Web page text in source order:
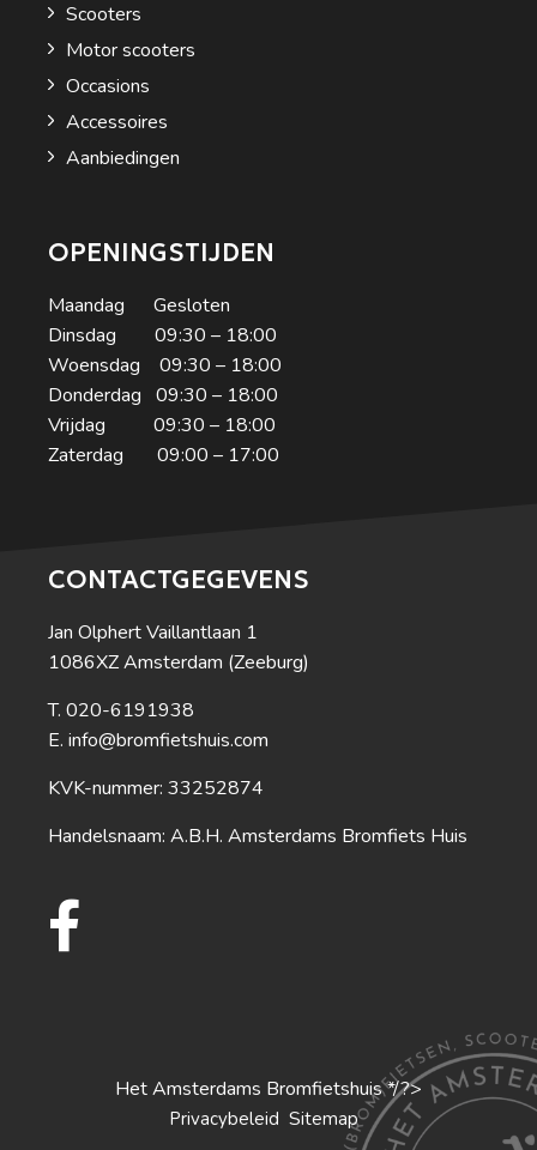
Scooters
Motor scooters
Occasions
Accessoires
Aanbiedingen
OPENINGSTIJDEN
Maandag Gesloten
Dinsdag 09:30 – 18:00
Woensdag 09:30 – 18:00
Donderdag 09:30 – 18:00
Vrijdag 09:30 – 18:00
Zaterdag 09:00 – 17:00
CONTACTGEGEVENS
Jan Olphert Vaillantlaan 1
1086XZ Amsterdam (Zeeburg)
020-6191938
info@bromfietshuis.com
KVK-nummer: 33252874
Handelsnaam: A.B.H. Amsterdams Bromfiets Huis
Het Amsterdams Bromfietshuis */?>
Privacybeleid Sitemap